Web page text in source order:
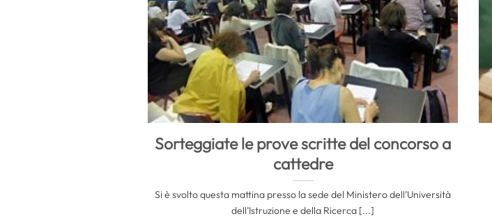
Sorteggiate le prove scritte del concorso a
cattedre
Si è svolto questa mattina presso la sede del Ministero dell’Università
dell’Istruzione e della Ricerca [...]